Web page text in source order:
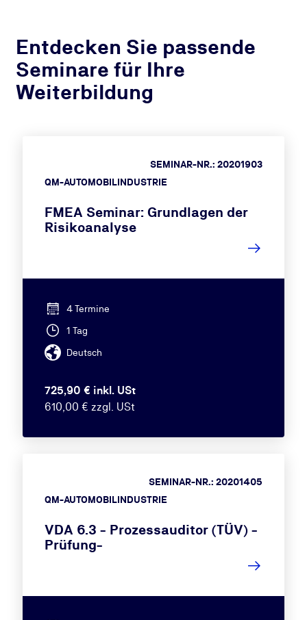
Entdecken Sie passende
Seminare für Ihre
Weiterbildung
QM-AUTOMOBILINDUSTRIE
SEMINAR-NR.: 20201903
FMEA Seminar: Grundlagen der
Risikoanalyse
4 Termine
1 Tag
Deutsch
725,90 € inkl. USt
610,00 € zzgl. USt
QM-AUTOMOBILINDUSTRIE
SEMINAR-NR.: 20201405
VDA 6.3 - Prozessauditor (TÜV) -
Prüfung-